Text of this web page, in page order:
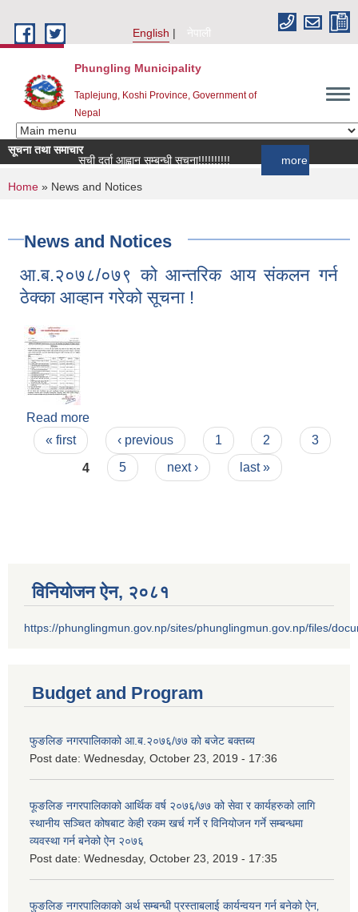
English
नेपाली
Phungling Municipality
Taplejung, Koshi Province, Government of
Nepal
सूचना तथा समाचार
सूची दर्ता आह्वान सम्बन्धी सूचना!!!!!!!!!!
more
You are here
Home » News and Notices
News and Notices
आ.ब.२०७८/०७९ को आन्तरिक आय संकलन गर्न
ठेक्का आव्हान गरेको सूचना !
Read more
ठेक्का आव्हान गरेको सूचना !
Pages
« first ‹ previous 1 2
3
4
5 next › last »
विनियोजन ऐन‚ २०८१
https://phunglingmun.gov.np/sites/phunglingmun.gov.np/files/
Budget and Program
फुङलिङ नगरपालिकाको आ.ब.२०७६/७७ को बजेट बक्तब्य
Post date: Wednesday, October 23, 2019 - 17:36
फूङलिङ नगरपालिकाको आर्थिक वर्ष २०७६/७७ को सेवा र कार्यहरुको लागि
स्थानीय सञ्चित कोषबाट केही रकम खर्च गर्ने र विनियोजन गर्ने सम्बन्धमा
व्यवस्था गर्न बनेको ऐन २०७६
Post date: Wednesday, October 23, 2019 - 17:35
फुङलिङ नगरपालिकाको अर्थ सम्बन्धी प्रस्ताबलाई कार्यन्वयन गर्न बनेको ऐन‚